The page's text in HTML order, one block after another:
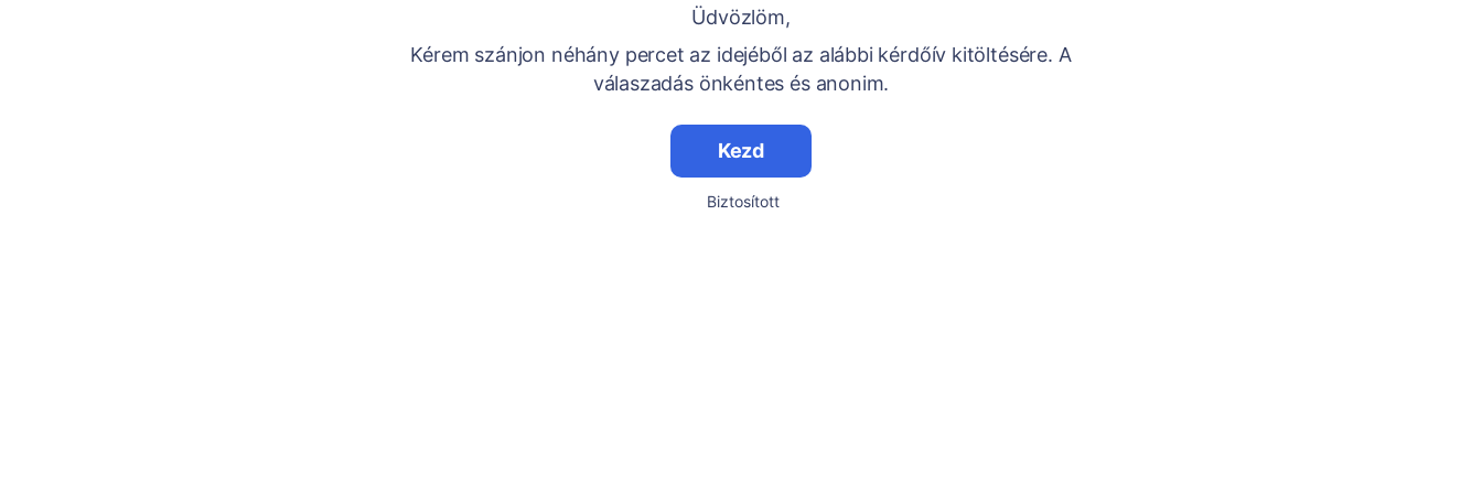
Üdvözlöm,
Kérem szánjon néhány percet az idejéből az alábbi kérdőív kitöltésére. A
válaszadás önkéntes és anonim.
Kezd
Biztosított